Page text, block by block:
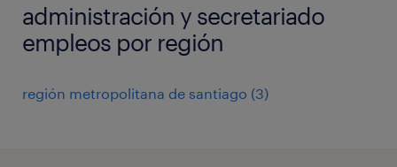
administración y secretariado
empleos por región
región metropolitana de santiago (3)